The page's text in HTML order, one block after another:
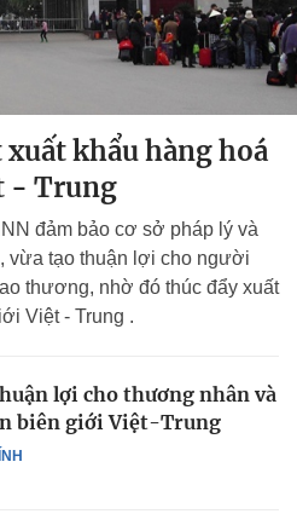
khẩu hàng hoá
- Trung
đảm bảo cơ sở pháp lý và
vừa tạo thuận lợi cho người
thương, nhờ đó thúc đẩy xuất
Việt - Trung .
lợi cho thương nhân và
biên giới Việt-Trung